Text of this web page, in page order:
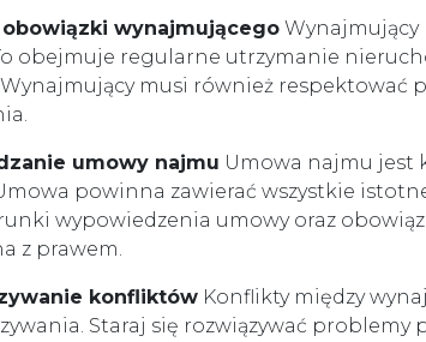
obowiązki wynajmującego Wynajmujący
obejmuje regularne utrzymanie
musi również
umowy najmu Umowa najmu jest
powinna zawierać wszystkie
wypowiedzenia umowy oraz
z prawem.
konfliktów Konflikty między
Staraj się rozwiązywać